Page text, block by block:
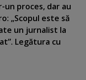
un proces, dar au
„Scopul este să
un jurnalist la
Legătura cu